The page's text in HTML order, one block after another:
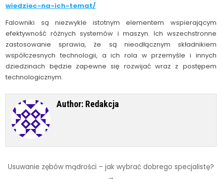
wiedziec-na-ich-temat/
Falowniki są niezwykle istotnym elementem wspierającym
efektywność różnych systemów i maszyn. Ich wszechstronne
zastosowanie sprawia, że są nieodłącznym składnikiem
współczesnych technologii, a ich rola w przemyśle i innych
dziedzinach będzie zapewne się rozwijać wraz z postępem
technologicznym.
Author: Redakcja
Nawigacja
Usuwanie zębów mądrości – jak wybrać dobrego specjalistę?
→